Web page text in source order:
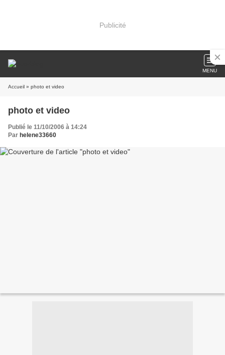
Publicité
MENU
Accueil » photo et video
photo et video
Publié le 11/10/2006 à 14:24
Par helene33660